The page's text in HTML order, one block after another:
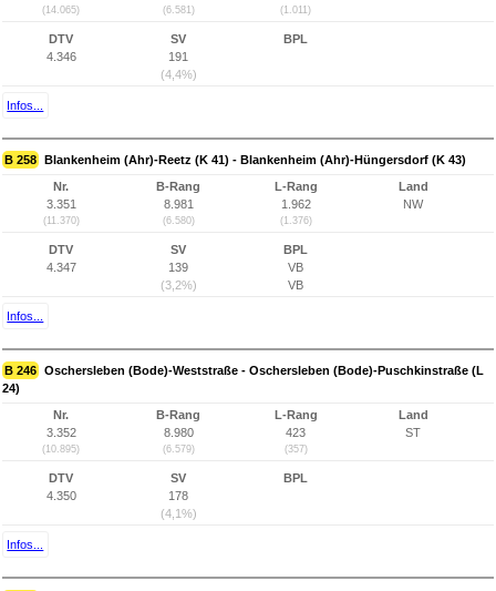
(14.065) (6.581) (1.011)
DTV
4.346
SV
191
(4,4%)
BPL
Infos...
B 258 Blankenheim (Ahr)-Reetz (K 41) - Blankenheim (Ahr)-Hüngersdorf (K 43)
Nr.
3.351
(11.370)
B-Rang
8.981
(6.580)
L-Rang
1.962
(1.376)
Land
NW
DTV
4.347
SV
139
(3,2%)
BPL
VB
VB
Infos...
B 246 Oschersleben (Bode)-Weststraße - Oschersleben (Bode)-Puschkinstraße (L
24)
Nr.
3.352
(10.895)
B-Rang
8.980
(6.579)
L-Rang
423
(357)
Land
ST
DTV
4.350
SV
178
(4,1%)
BPL
Infos...